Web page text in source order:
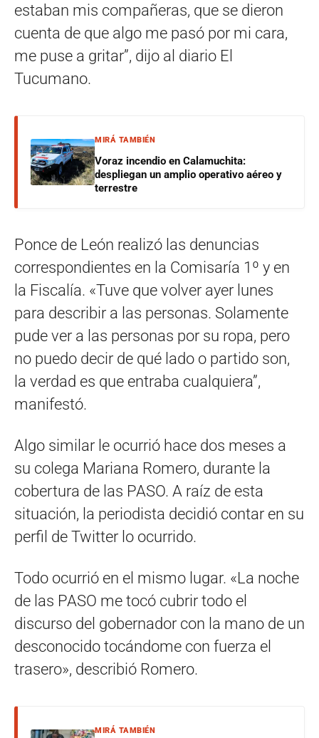
estaban mis compañeras, que se dieron
cuenta de que algo me pasó por mi cara,
me puse a gritar”, dijo al diario El
Tucumano.
MIRÁ TAMBIÉN
Voraz incendio en Calamuchita:
despliegan un amplio operativo aéreo y
terrestre
Ponce de León realizó las denuncias
correspondientes en la Comisaría 1º y en
la Fiscalía. «Tuve que volver ayer lunes
para describir a las personas. Solamente
pude ver a las personas por su ropa, pero
no puedo decir de qué lado o partido son,
la verdad es que entraba cualquiera”,
manifestó.
Algo similar le ocurrió hace dos meses a
su colega Mariana Romero, durante la
cobertura de las PASO. A raíz de esta
situación, la periodista decidió contar en su
perfil de Twitter lo ocurrido.
Todo ocurrió en el mismo lugar. «La noche
de las PASO me tocó cubrir todo el
discurso del gobernador con la mano de un
desconocido tocándome con fuerza el
trasero», describió Romero.
MIRÁ TAMBIÉN